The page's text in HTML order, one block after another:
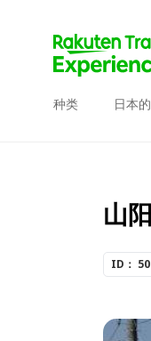
种类 日本
山
ID：